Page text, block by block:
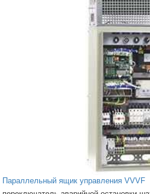
Параллельный ящик управления VVVF